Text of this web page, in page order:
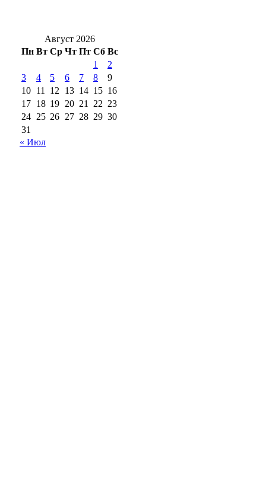
Август 2026
Пн Вт Ср Чт Пт Сб Вс
1
2
3
4 5 6 7 8
9
10 11 12 13 14 15 16
17 18 19 20 21 22 23
24 25 26 27 28 29 30
31
« Июл